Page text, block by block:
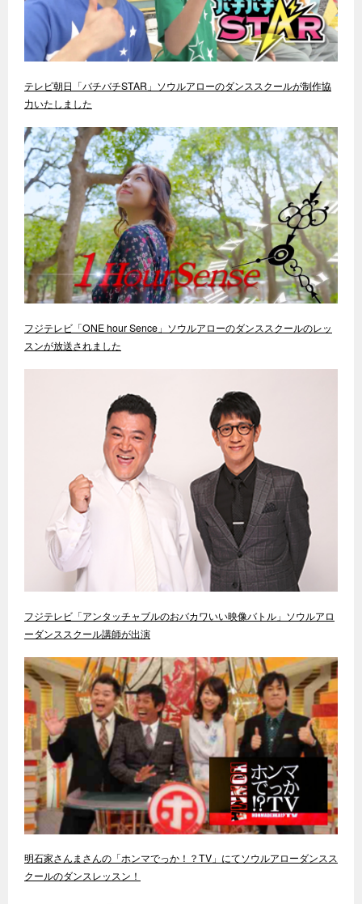
テレビ朝日「バチバチSTAR」ソウルアローのダンススクールが制作協
力いたしました
フジテレビ「ONE hour Sence」ソウルアローのダンススクールのレッ
スンが放送されました
フジテレビ「アンタッチャブルのおバカワいい映像バトル」ソウルアロ
ーダンススクール講師が出演
明石家さんまさんの「ホンマでっか！？TV」にてソウルアローダンスス
クールのダンスレッスン！